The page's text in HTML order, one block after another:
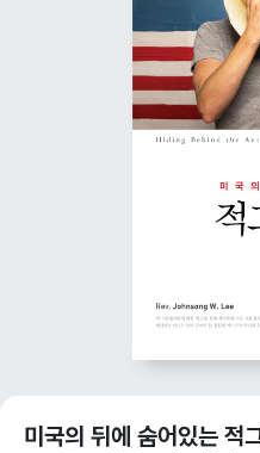
미국의 뒤에 숨어있는